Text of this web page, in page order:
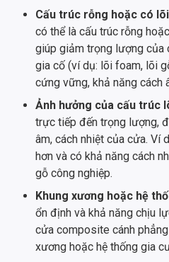
Cấu trúc rỗng hoặc có
có thể là cấu trúc rỗng
giúp giảm trọng lượng của
gia cố (ví dụ: lõi foam, lõi
cứng vững, khả năng cách
Ảnh hưởng của cấu trúc
trực tiếp đến trọng lượng,
âm, cách nhiệt của cửa. Ví
hơn và có khả năng cách
gỗ công nghiệp.
Khung xương hoặc hệ
ổn định và khả năng chịu
cửa composite cánh
xương hoặc hệ thống gia